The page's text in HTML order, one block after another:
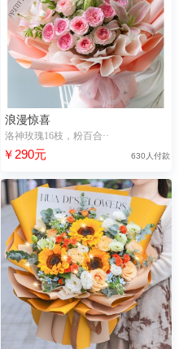
浪漫惊喜
洛神玫瑰16枝，粉百合··
￥290元 630人付款